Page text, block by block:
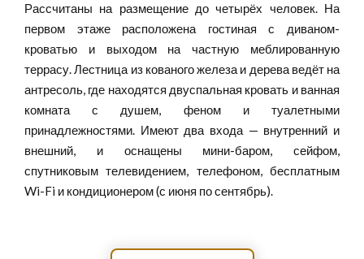
Рассчитаны на размещение до четырёх человек. На
первом этаже расположена гостиная с диваном-
кроватью и выходом на частную меблированную
террасу. Лестница из кованого железа и дерева ведёт на
антресоль, где находятся двуспальная кровать и ванная
комната с душем, феном и туалетными
принадлежностями. Имеют два входа — внутренний и
внешний, и оснащены мини-баром, сейфом,
спутниковым телевидением, телефоном, бесплатным
Wi-Fi и кондиционером (с июня по сентябрь).